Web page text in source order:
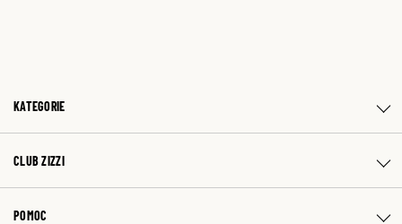
KATEGORIE
CLUB ZIZZI
POMOC